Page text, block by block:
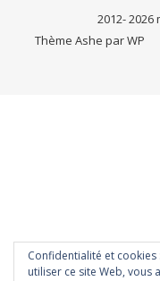
2012-
Thème Ashe parWP
Confidentialité et cookies
utiliser ce site Web, vous